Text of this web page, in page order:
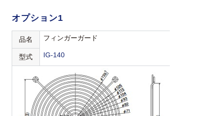
オプション1
品名 フィンガーガード
型式 IG-140